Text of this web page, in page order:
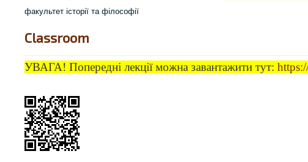
факультет історії та філософії
Classroom
УВАГА! Попередні лекції можна завантажити тут: